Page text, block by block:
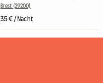
Brest (29200)
35 € / Nacht